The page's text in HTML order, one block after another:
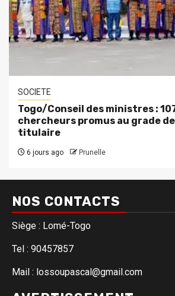
SOCIETE
Togo/Conseil des ministres :
chercheurs promus au grade
titulaire
6 jours ago Prunelle
NOS CONTACTS
Siège : Lomé-Togo
Tel : 90457857
Mail : lossoupascal@gmail.com